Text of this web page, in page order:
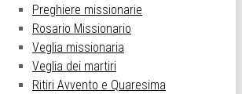
Preghiere missionarie
Rosario Missionario
Veglia missionaria
Veglia dei martiri
Ritiri Avvento e Quaresima